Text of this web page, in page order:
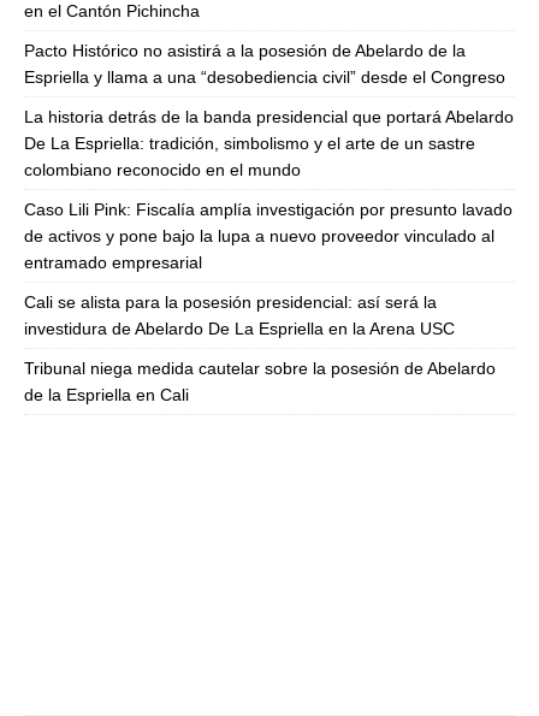
en el Cantón Pichincha
Pacto Histórico no asistirá a la posesión de Abelardo de la
Espriella y llama a una “desobediencia civil” desde el Congreso
La historia detrás de la banda presidencial que portará Abelardo
De La Espriella: tradición, simbolismo y el arte de un sastre
colombiano reconocido en el mundo
Caso Lili Pink: Fiscalía amplía investigación por presunto lavado
de activos y pone bajo la lupa a nuevo proveedor vinculado al
entramado empresarial
Cali se alista para la posesión presidencial: así será la
investidura de Abelardo De La Espriella en la Arena USC
Tribunal niega medida cautelar sobre la posesión de Abelardo
de la Espriella en Cali